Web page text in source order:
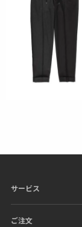
サービス
ご注文